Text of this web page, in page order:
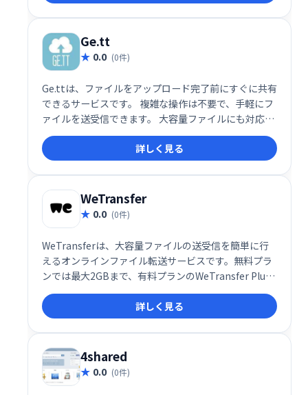
Ge.tt
0.0 (0件)
Ge.ttは、ファイルをアップロード完了前にすぐに共有
できるサービスです。 複雑な操作は不要で、手軽にフ
ァイルを送受信できます。 大容量ファイルにも対応
し、スムーズなデータ共有を実現します。 ビジネスシ
ーンから個人利用まで、幅広い用途でご活用いただけ
ます。
詳しく見る
WeTransfer
0.0 (0件)
WeTransferは、大容量ファイルの送受信を簡単に行
えるオンラインファイル転送サービスです。無料プラ
ンでは最大2GBまで、有料プランのWeTransfer Plus
では最大20GBまで送受信可能です。登録不要で利用
できる無料プランも魅力です。直感的なインターフェ
ースで、手間をかけずにファイルを共有できます。
詳しく見る
4shared
0.0 (0件)